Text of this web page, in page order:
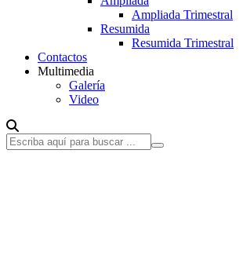
Ampliada Trimestral
Resumida
Resumida Trimestral
Contactos
Multimedia
Galería
Video